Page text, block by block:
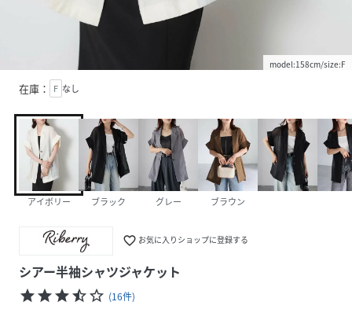
model:158cm/size:F
在庫： F なし
アイボリー ブラック グレー ブラウン
favorite_border お気に入りショップに登録する
シアー半袖シャツジャケット
starstarstarstar_halfstar_border (16件)